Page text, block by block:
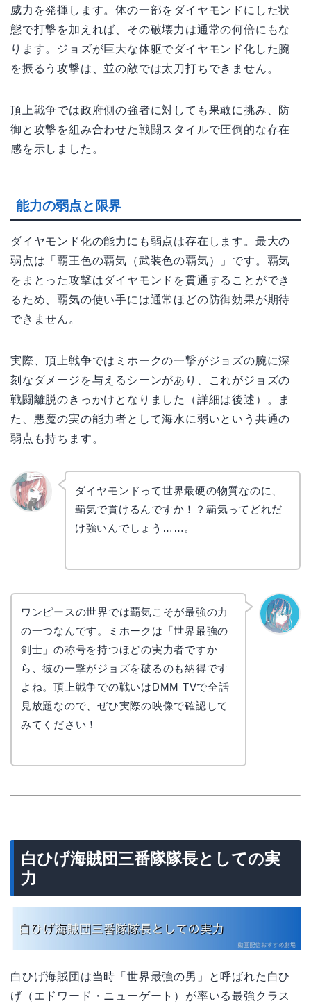
威力を発揮します。体の一部をダイヤモンドにした状
態で打撃を加えれば、その破壊力は通常の何倍にもな
ります。ジョズが巨大な体躯でダイヤモンド化した腕
を振るう攻撃は、並の敵では太刀打ちできません。
頂上戦争では政府側の強者に対しても果敢に挑み、防
御と攻撃を組み合わせた戦闘スタイルで圧倒的な存在
感を示しました。
能力の弱点と限界
ダイヤモンド化の能力にも弱点は存在します。最大の
弱点は「覇王色の覇気（武装色の覇気）」です。覇気
をまとった攻撃はダイヤモンドを貫通することができ
るため、覇気の使い手には通常ほどの防御効果が期待
できません。
実際、頂上戦争ではミホークの一撃がジョズの腕に深
刻なダメージを与えるシーンがあり、これがジョズの
戦闘離脱のきっかけとなりました（詳細は後述）。ま
た、悪魔の実の能力者として海水に弱いという共通の
弱点も持ちます。
ダイヤモンドって世界最硬の物質なのに、
覇気で貫けるんですか！？覇気ってどれだ
け強いんでしょう……。
ワンピースの世界では覇気こそが最強の力
の一つなんです。ミホークは「世界最強の
剣士」の称号を持つほどの実力者ですか
ら、彼の一撃がジョズを破るのも納得です
よね。頂上戦争での戦いはDMM TVで全話
見放題なので、ぜひ実際の映像で確認して
みてください！
白ひげ海賊団三番隊隊長としての実
力
白ひげ海賊団は当時「世界最強の男」と呼ばれた白ひ
げ（エドワード・ニューゲート）が率いる最強クラス